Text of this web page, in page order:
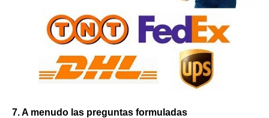
7. A menudo las preguntas formuladas